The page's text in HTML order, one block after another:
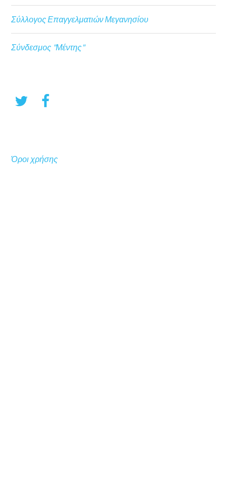
Σύλλογος Επαγγελματιών Μεγανησίου
Σύνδεσμος "Μέντης"
Όροι χρήσης